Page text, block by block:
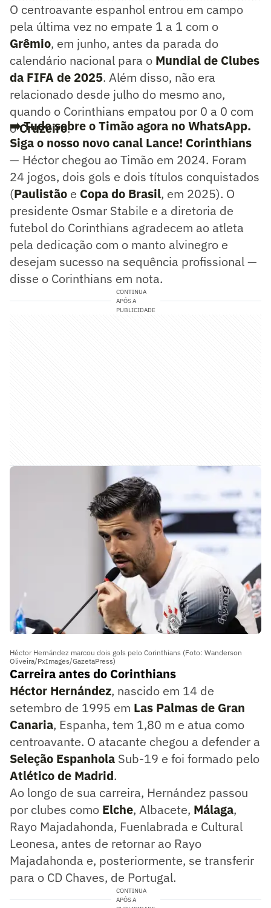
O centroavante espanhol entrou em campo
pela última vez no empate 1 a 1 com o
Grêmio, em junho, antes da parada do
calendário nacional para o Mundial de Clubes
da FIFA de 2025. Além disso, não era
relacionado desde julho do mesmo ano,
quando o Corinthians empatou por 0 a 0 com
oCruzeiro.
➡️ Tudo sobre o Timão agora no WhatsApp.
Siga o nosso novo canal Lance! Corinthians
— Héctor chegou ao Timão em 2024. Foram
24 jogos, dois gols e dois títulos conquistados
(Paulistão e Copa do Brasil, em 2025). O
presidente Osmar Stabile e a diretoria de
futebol do Corinthians agradecem ao atleta
pela dedicação com o manto alvinegro e
desejam sucesso na sequência profissional —
disse o Corinthians em nota.
CONTINUA
APÓS A
PUBLICIDADE
Héctor Hernández marcou dois gols pelo Corinthians (Foto: Wanderson
Oliveira/PxImages/GazetaPress)
Carreira antes do Corinthians
Héctor Hernández, nascido em 14 de
setembro de 1995 em Las Palmas de Gran
Canaria, Espanha, tem 1,80 m e atua como
centroavante. O atacante chegou a defender a
Seleção Espanhola Sub-19 e foi formado pelo
Atlético de Madrid.
Ao longo de sua carreira, Hernández passou
por clubes como Elche, Albacete, Málaga,
Rayo Majadahonda, Fuenlabrada e Cultural
Leonesa, antes de retornar ao Rayo
Majadahonda e, posteriormente, se transferir
para o CD Chaves, de Portugal.
CONTINUA
APÓS A